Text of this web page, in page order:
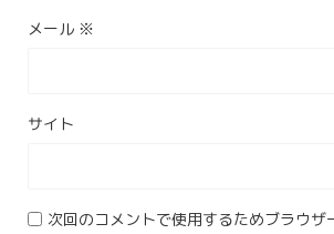
メール ※
サイト
次回のコメントで使用するためブラウザ